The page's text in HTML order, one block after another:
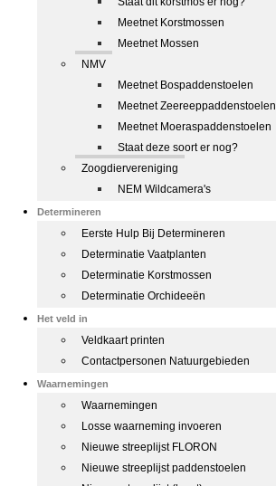
Meetnet Korstmossen
Meetnet Mossen
NMV
Meetnet Bospaddenstoelen
Meetnet Zeereeppaddenstoelen
Meetnet Moeraspaddenstoelen
Staat deze soort er nog?
Zoogdiervereniging
NEM Wildcamera's
Determineren
Eerste Hulp Bij Determineren
Determinatie Vaatplanten
Determinatie Korstmossen
Determinatie Orchideeën
Het veld in
Veldkaart printen
Contactpersonen Natuurgebieden
Waarnemingen
Waarnemingen
Losse waarneming invoeren
Nieuwe streeplijst FLORON
Nieuwe streeplijst paddenstoelen